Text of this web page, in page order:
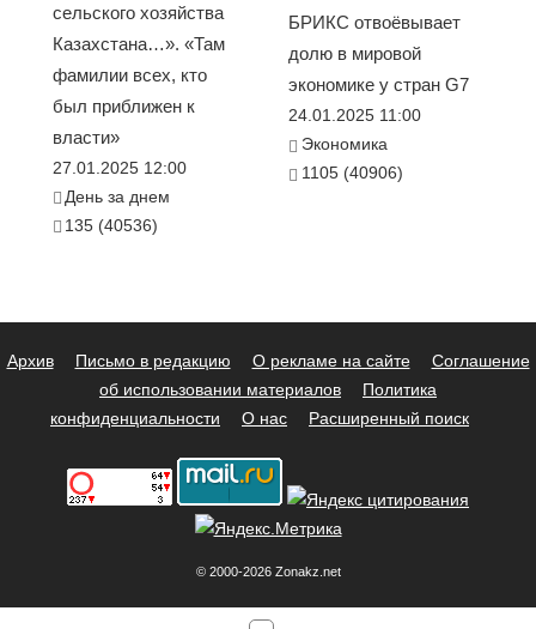
сельского хозяйства
Казахстана…». «Там
фамилии всех, кто
был приближен к
власти»
27.01.2025 12:00
День за днем
135 (40536)
БРИКС отвоёвывает
долю в мировой
экономике у стран G7
24.01.2025 11:00
Экономика
1105 (40906)
Архив Письмо в редакцию О рекламе на сайте
Соглашение
об использовании материалов
Политика
конфиденциальности
О нас Расширенный поиск
© 2000-2026 Zonakz.net